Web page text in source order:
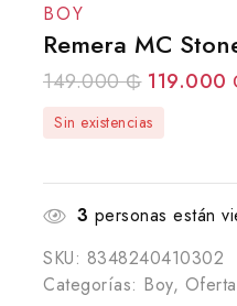
BOY
Remera MC
149.000₲ 119.000
Sin existencias
3 personas están
SKU: 8348240410302
Categorías: Boy,